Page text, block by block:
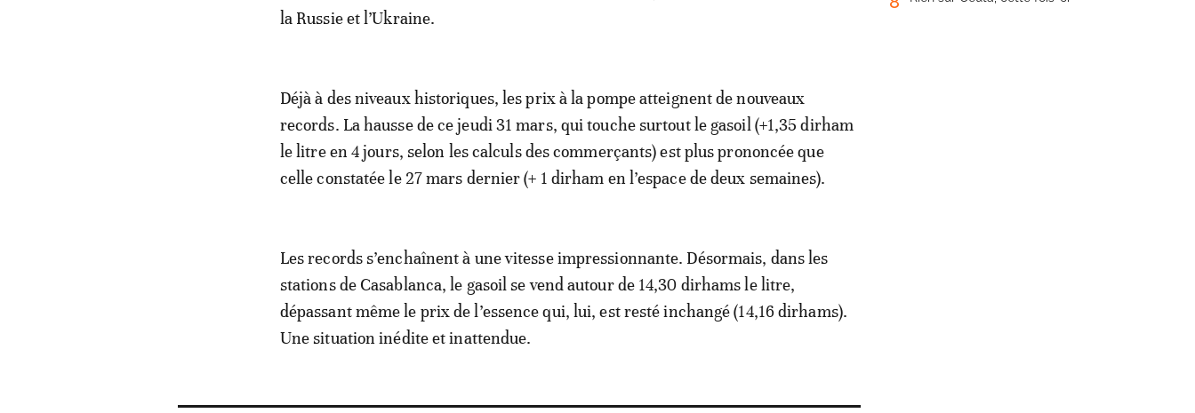
la Russie et l’Ukraine.
Déjà à des niveaux historiques, les prix à la pompe atteignent de nouveaux
records. La hausse de ce jeudi 31 mars, qui touche surtout le gasoil (+1,35 dirham
le litre en 4 jours, selon les calculs des commerçants) est plus prononcée que
celle constatée le 27 mars dernier (+ 1 dirham en l’espace de deux semaines).
Les records s’enchaînent à une vitesse impressionnante. Désormais, dans les
stations de Casablanca, le gasoil se vend autour de 14,30 dirhams le litre,
dépassant même le prix de l’essence qui, lui, est resté inchangé (14,16 dirhams).
Une situation inédite et inattendue.